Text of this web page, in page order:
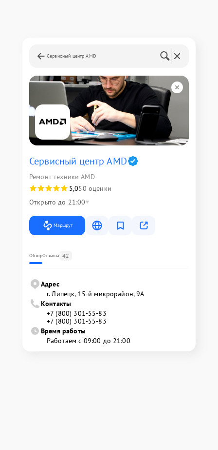
Сервисный центр AMD
Сервисный центр AMD
Ремонт техники AMD
5,050 оценки
Открыто до 21:00
Маршрут
ОбзорОтзывы 42
Адрес
г. Липецк, 15-й микрорайон, 9А
Контакты
+7 (800) 301-55-83
+7 (800) 301-55-83
Время работы
Работаем с 09:00 до 21:00